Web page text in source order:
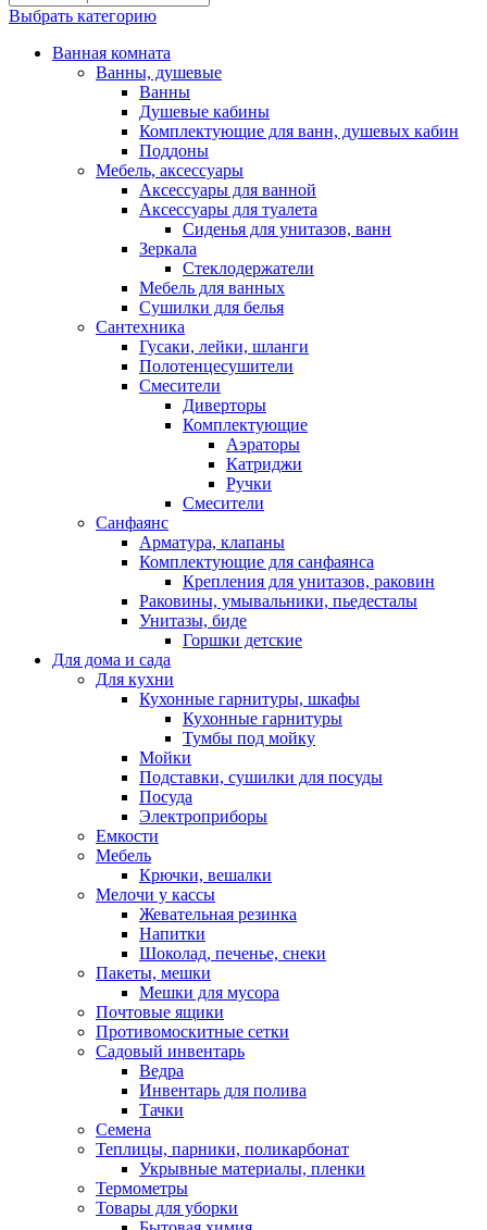
Выбрать категорию
Ванная комната
Ванны, душевые
Ванны
Душевые кабины
Комплектующие для ванн, душевых кабин
Поддоны
Мебель, аксессуары
Аксессуары для ванной
Аксессуары для туалета
Сиденья для унитазов, ванн
Зеркала
Стеклодержатели
Мебель для ванных
Сушилки для белья
Сантехника
Гусаки, лейки, шланги
Полотенцесушители
Смесители
Диверторы
Комплектующие
Аэраторы
Катриджи
Ручки
Смесители
Санфаянс
Арматура, клапаны
Комплектующие для санфаянса
Крепления для унитазов, раковин
Раковины, умывальники, пьедесталы
Унитазы, биде
Горшки детские
Для дома и сада
Для кухни
Кухонные гарнитуры, шкафы
Кухонные гарнитуры
Тумбы под мойку
Мойки
Подставки, сушилки для посуды
Посуда
Электроприборы
Емкости
Мебель
Крючки, вешалки
Мелочи у кассы
Жевательная резинка
Напитки
Шоколад, печенье, снеки
Пакеты, мешки
Мешки для мусора
Почтовые ящики
Противомоскитные сетки
Садовый инвентарь
Ведра
Инвентарь для полива
Тачки
Семена
Теплицы, парники, поликарбонат
Укрывные материалы, пленки
Термометры
Товары для уборки